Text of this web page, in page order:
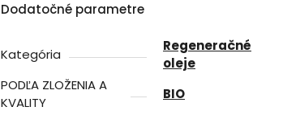
Dodatočné parametre
Kategória
Regeneračné
oleje
PODĽA ZLOŽENIA A
KVALITY
BIO